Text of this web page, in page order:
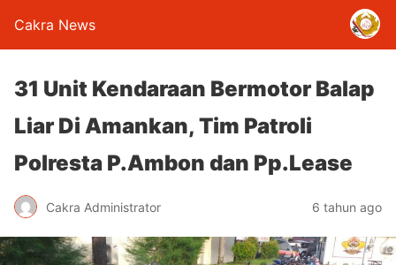
Cakra News
31 Unit Kendaraan Bermotor Balap
Liar Di Amankan, Tim Patroli
Polresta P.Ambon dan Pp.Lease
Cakra Administrator 6 tahun ago